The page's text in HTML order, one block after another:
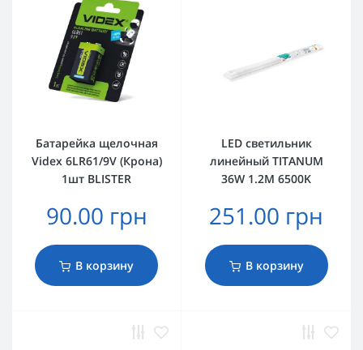
Батарейка щелочная
Videx 6LR61/9V (Крона)
1шт BLISTER
90.00 грн
В корзину
LED светильник
линейный TITANUM
36W 1.2М 6500K
251.00 грн
В корзину